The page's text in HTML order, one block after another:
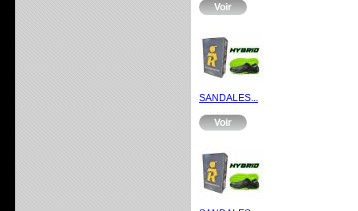
Voir
SANDALES...
Voir